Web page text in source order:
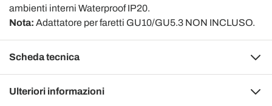
ambienti interni Waterproof IP20.
Nota: Adattatore per faretti GU10/GU5.3 NON INCLUSO.
Scheda tecnica
Ulteriori informazioni